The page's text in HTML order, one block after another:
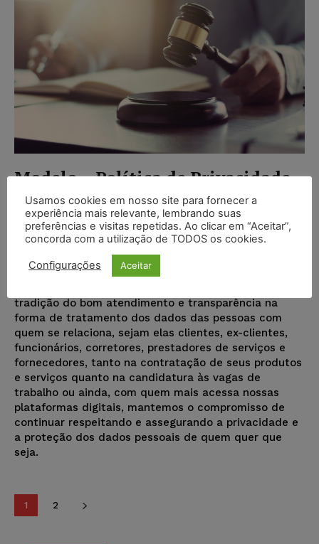
Modelo – Política de Privacidade
– Seguradora
TERMOS Juristas - 22/08/2022
Nós, do Grupo XXXXX, formado pela XXXXXX
Seguradora S.A., inscrita no CNPJ/ME, sob o nº.
XX.XXX.XXX/0001-XX e pelas empresas que ela
tradição do bom atendimento e transparência na
forma de tratamento dos dados das pessoas com
quem se relaciona, sejam elas clientes, ex-clientes,
funcionários, corretores, prestadores de serviços e
fornecedores, tanto na contratação de seus produtos
e serviços quanto na candidatura às vagas de
trabalho ou ainda, com quem mais acessa nossas
plataformas digitais, mantemos o compromisso de
continuar respeitando e assegurando a privacidade e
a proteção dos dados pessoais de quem quer que
seja.
1 2
Usamos cookies em nosso site para fornecer a
experiência mais relevante, lembrando suas
preferências e visitas repetidas. Ao clicar em “Aceitar”,
concorda com a utilização de TODOS os cookies.
Configurações Aceitar